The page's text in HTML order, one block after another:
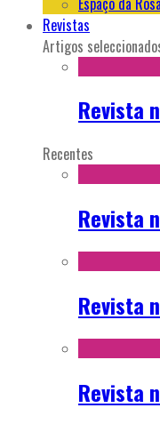
Revistas
Artigos
Revista
Recentes
Revista
Revista
Revista